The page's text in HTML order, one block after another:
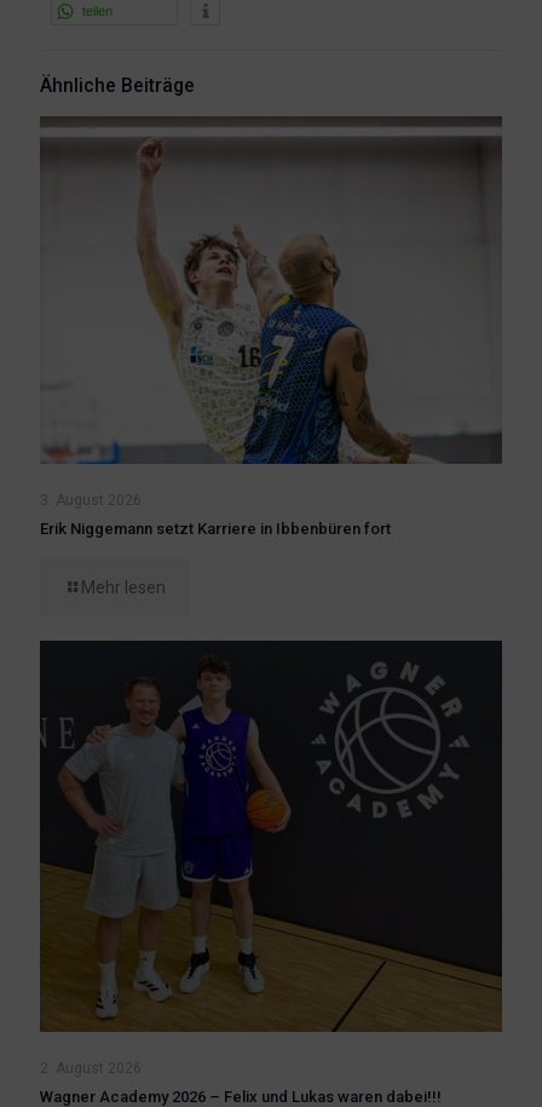
teilen
Ähnliche Beiträge
3. August 2026
Erik Niggemann setzt Karriere in Ibbenbüren fort
Mehr lesen
2. August 2026
Wagner Academy 2026 – Felix und Lukas waren dabei!!!